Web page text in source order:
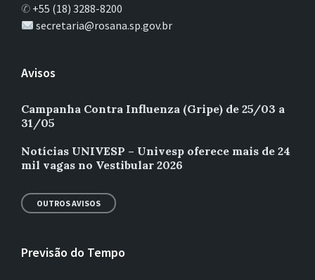
✆ +55 (18) 3288-8200
secretaria@rosana.sp.gov.br
Avisos
Campanha Contra Influenza (Gripe) de 25/03 a
31/05
Notícias UNIVESP – Univesp oferece mais de 24
mil vagas no Vestibular 2026
OUTROS AVISOS
Previsão do Tempo